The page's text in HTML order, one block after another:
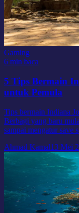
Gaming
6 min baca
5 Tips Bermain
untuk Pemula
Tips bermain Indiana
Berbagi yang baru
sampai mengatur save
Ahmad Kamal13 Mei